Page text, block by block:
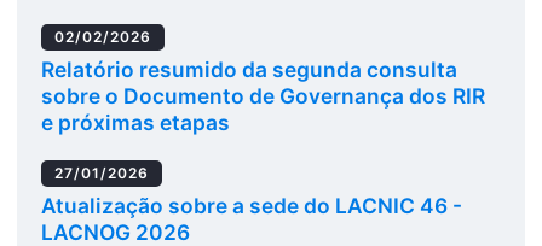
02/02/2026
Relatório resumido da segunda consulta
sobre o Documento de Governança dos RIR
e próximas etapas
27/01/2026
Atualização sobre a sede do LACNIC 46 -
LACNOG 2026